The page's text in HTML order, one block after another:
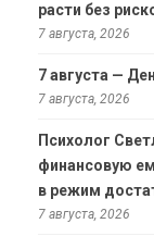
расти без
7 августа, 2026
7 августа —
7 августа, 2026
Психолог
финансовую
в режим
7 августа, 2026